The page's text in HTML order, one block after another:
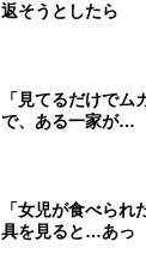
返そうとしたら
「見てるだけで
で、ある一家が…
「女児が食べら
具を見ると…あっ